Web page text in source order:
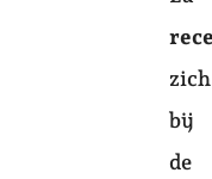
zich
bij
de